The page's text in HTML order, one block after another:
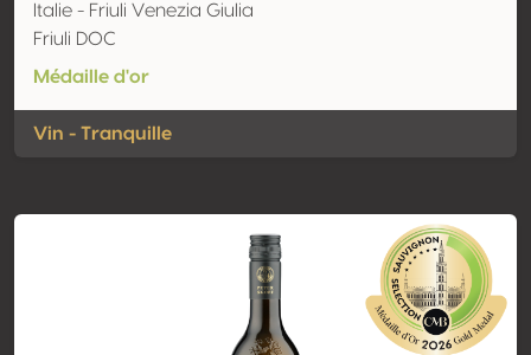
Italie - Friuli Venezia Giulia
Friuli DOC
Médaille d'or
Vin - Tranquille